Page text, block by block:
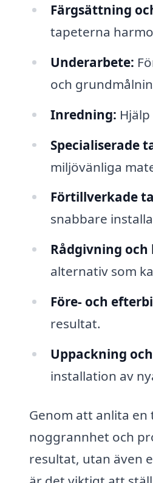
Färgsättning
tapeterna
Underarbete:
och
Inredning:
Specialiserade
miljövänliga
Förtillverkade
snabbare
Rådgivning
alternativ som
Före- och
resultat.
Uppackning
installation av
Genom att anlita
noggrannhet och
resultat, utan även